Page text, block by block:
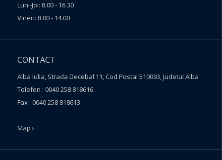
Luni-Joi: 8.00 - 16.30
Vineri: 8.00 - 14.00
CONTACT
Alba Iulia, Strada Decebal 11, Cod Postal 510093, Judetul Alba
Telefon : 0040 258 818616
Fax : 0040 258 818613
Map ›